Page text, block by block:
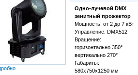
Одно-лучевой DMX
зенитный прожектор
Мощность: от 2 до 7 кВт
Управление: DMX512
Вращение:
горизонтально 350°
вертикально 270°
Габариты:
580х750х1250 мм